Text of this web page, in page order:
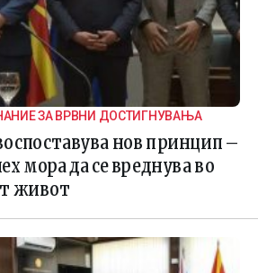
ЗА ВРВНИ ДОСТИГНУВАЊА
нов принцип –
мора да се вреднува во
живот